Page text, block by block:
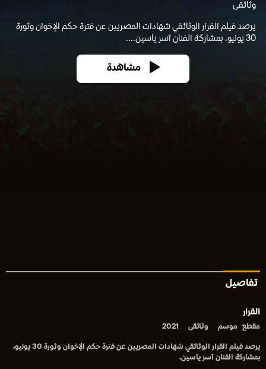
وثائقى
يرصد فيلم القرار الوثائقي شهادات المصريين عن فترة حكم الإخوان وثورة
30 يونيو، بمشاركة الفنان آسر ياسين....
مشاهدة
تفاصيل
القرار
مقطع موسم وثائقى 2021
يرصد فيلم القرار الوثائقي شهادات المصريين عن فترة حكم الإخوان وثورة 30 يونيو،
بمشاركة الفنان آسر ياسين.